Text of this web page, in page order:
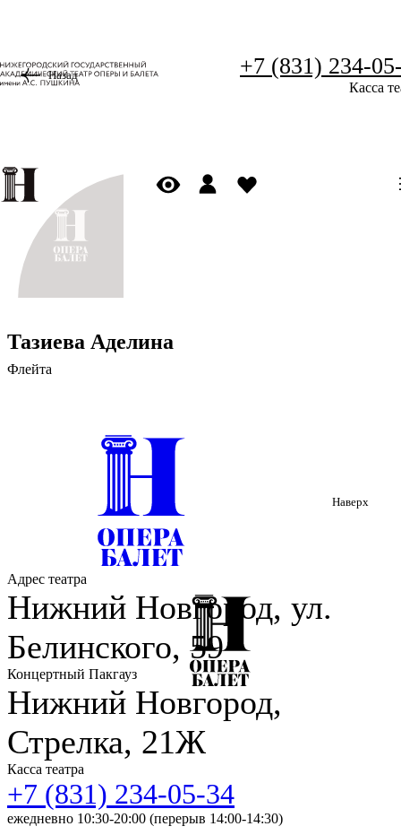
+7 (831) 234-
Касса
Назад
Тазиева Аделина
Флейта
Наверх
Адрес театра
Нижний Новгород, ул.
Белинского, 59
Концертный Пакгауз
Нижний Новгород,
Стрелка, 21Ж
Касса театра
+7 (831) 234-05-34
ежедневно 10:30-20:00 (перерыв 14:00-14:30)